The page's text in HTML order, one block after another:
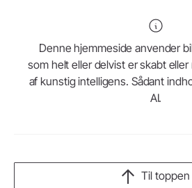
Denne hjemmeside anvender
som helt eller delvist er skabt
af kunstig intelligens. Sådant
AI.
Til toppen